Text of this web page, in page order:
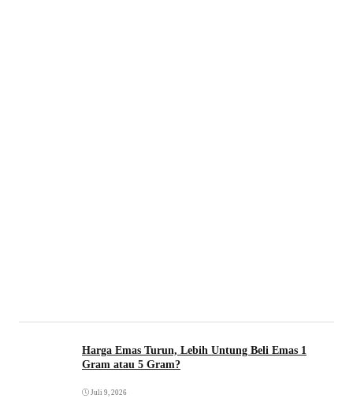
Harga Emas Turun, Lebih Untung Beli Emas 1
Gram atau 5 Gram?
Juli 9, 2026